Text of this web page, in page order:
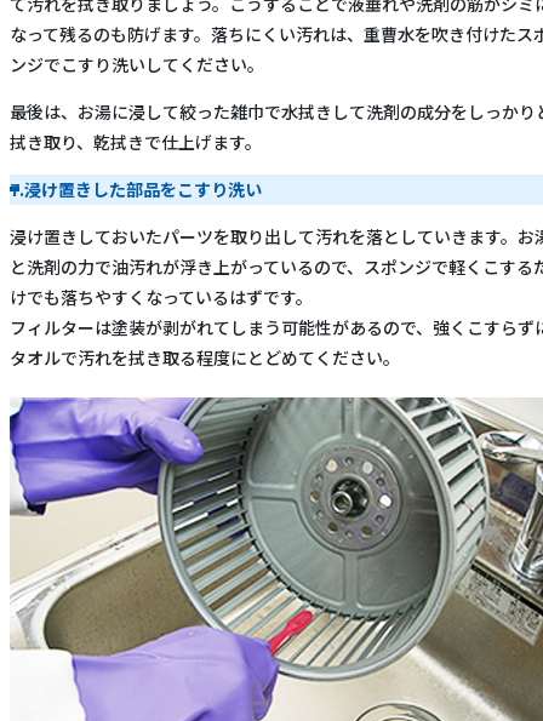
なって残るのも防げます。落ちにくい汚れは、重曹水を吹き付けたス
ンジでこすり洗いしてください。
最後は、お湯に浸して絞った雑巾で水拭きして洗剤の成分をしっかり
拭き取り、乾拭きで仕上げます。
7.浸け置きした部品をこすり洗い
浸け置きしておいたパーツを取り出して汚れを落としていきます。お
と洗剤の力で油汚れが浮き上がっているので、スポンジで軽くこする
けでも落ちやすくなっているはずです。
フィルターは塗装が剥がれてしまう可能性があるので、強くこすらず
タオルで汚れを拭き取る程度にとどめてください。